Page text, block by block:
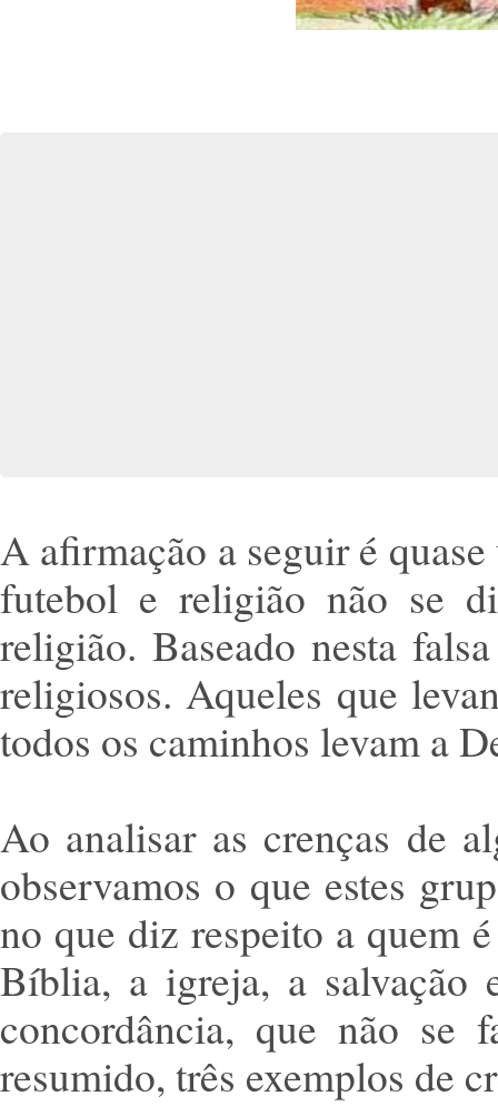
A afirmação a seguir é
futebol e religião não se
religião. Baseado nesta
religiosos. Aqueles que
todos os caminhos levam a
Ao analisar as crenças de
observamos o que estes
no que diz respeito a quem
Bíblia, a igreja, a salvação
concordância, que não se
resumido, três exemplos de